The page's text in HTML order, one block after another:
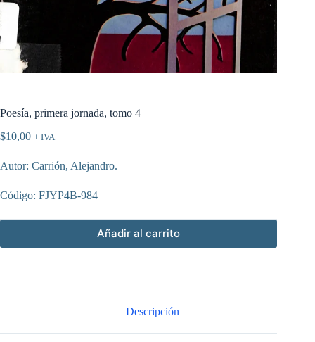
Poesía, primera jornada, tomo 4
$10,00 + IVA
Autor: Carrión, Alejandro.
Código: FJYP4B-984
Añadir al carrito
Descripción